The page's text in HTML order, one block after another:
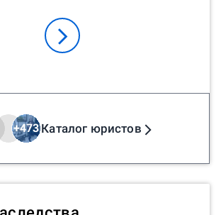
+473Каталог юристов